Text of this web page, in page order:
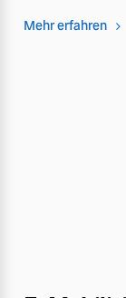
Mehr erfahren